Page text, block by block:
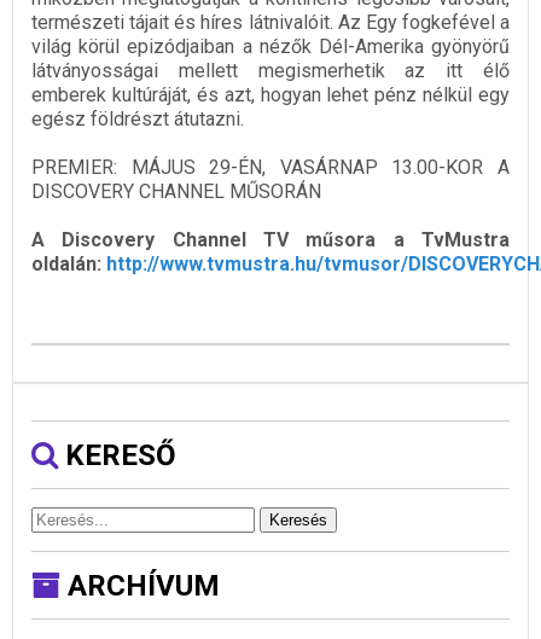
természeti tájait és híres látnivalóit. Az Egy fogkefével a
világ körül epizódjaiban a nézők Dél-Amerika gyönyörű
látványosságai mellett megismerhetik az itt élő
emberek kultúráját, és azt, hogyan lehet pénz nélkül egy
egész földrészt átutazni.
PREMIER: MÁJUS 29-ÉN, VASÁRNAP 13.00-KOR A
DISCOVERY CHANNEL MŰSORÁN
A Discovery Channel TV műsora a TvMustra
oldalán: http://www.tvmustra.hu/tvmusor/
KERESŐ
Keresés
ARCHÍVUM